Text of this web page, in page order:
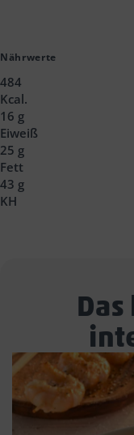
Nährwerte
484
Kcal.
16 g
Eiweiß
25 g
Fett
43 g
KH